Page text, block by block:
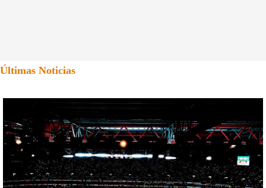
Últimas Noticias